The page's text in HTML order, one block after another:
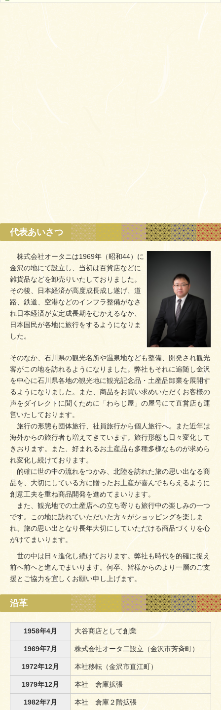
代表あいさつ
株式会社オータニは1969年（昭和44）に
金沢の地にて設立し、当初は百貨店などに
雑貨品などを卸売りいたしておりました。
その後、日本経済が高度成長成し遂げ、道
路、鉄道、空港などのインフラ整備がなさ
れ日本経済が安定成長期をむかえるなか、
日本国民が各地に旅行をするようになりま
した。
そのなか、石川県の観光名所や温泉地なども整備、開発され観光
客がこの地を訪れるようになりました。弊社もそれに追随し金沢
を中心に石川県各地の観光地に観光記念品・土産品卸業を展開す
るようになりました。また、商品をお買い求めいただくお客様の
声をダイレクトに聞くために「わらじ屋」の屋号にて直営店も運
営いたしております。
旅行の形態も団体旅行、社員旅行から個人旅行へ。また近年は
海外からの旅行者も増えてきています。旅行形態も日々変化して
きおります。また、好まれるお土産品も多種多様なものが求めら
れ変化し続けております。
的確に世の中の流れをつかみ、北陸を訪れた旅の思い出なる商
品を、大切にしている方に贈ったお土産が喜んでもらえるように
創意工夫を重ね商品開発を進めてまいります。
また、観光地での土産店への立ち寄りも旅行中の楽しみの一つ
です。この地に訪れていただいた方々がショッピングを楽しま
れ、旅の思い出となり長年大切にしていただける商品づくりを心
がけてまいります。
世の中は日々進化し続けております。弊社も時代を的確に捉え
前へ前へと進んでまいります。何卒、皆様からのより一層のご支
援とご協力を宜しくお願い申し上げます。
沿革
1958年4月 大谷商店として創業
1969年7月 株式会社オータ二設立（金沢市芳斉町）
1972年12月 本社移転（金沢市直江町）
1979年12月 本社 倉庫拡張
1982年7月 本社 倉庫２階拡張